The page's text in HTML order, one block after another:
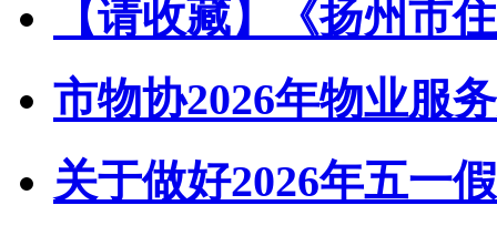
【请收藏】《扬州市
市物协2026年物业服
关于做好2026年五一